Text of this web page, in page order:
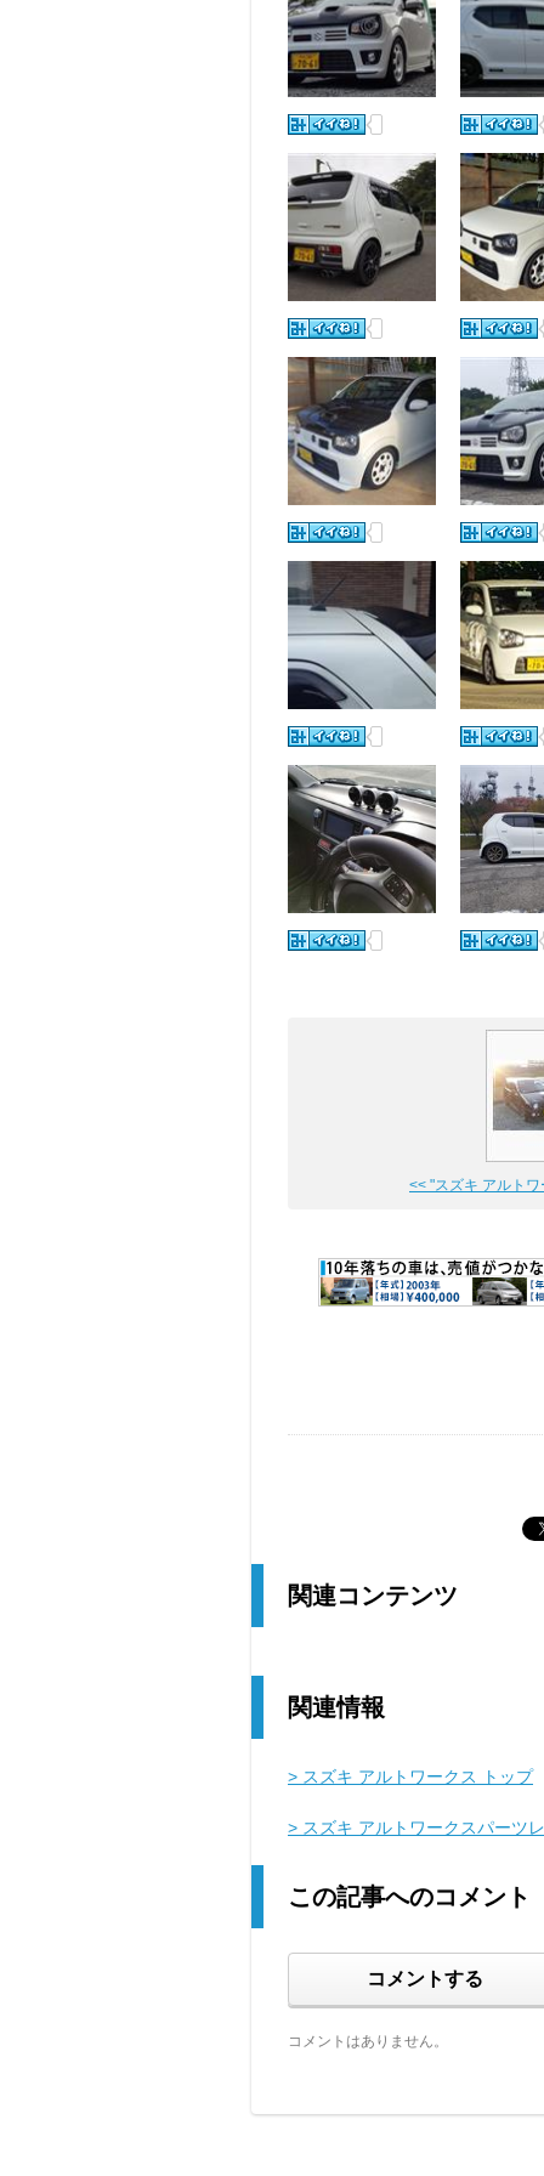
<< "スズキ アルトワ
関連コンテンツ
関連情報
> スズキ アルトワークス トップ
> スズキ アルトワークスパーツ
この記事へのコメント
コメントする
コメントはありません。